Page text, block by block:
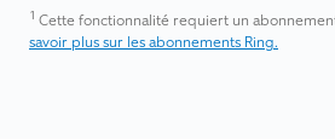
1 Cette fonctionnalité requiert un
savoir plus sur les abonnements Ring.